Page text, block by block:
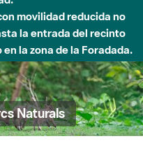
movilidad reducida no
la entrada del recinto
la zona de la Foradada.
Naturals